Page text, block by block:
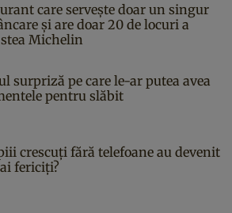
care servește doar un singur
și are doar 20 de locuri a
Michelin
surpriză pe care le-ar putea avea
pentru slăbit
crescuți fără telefoane au devenit
fericiți?